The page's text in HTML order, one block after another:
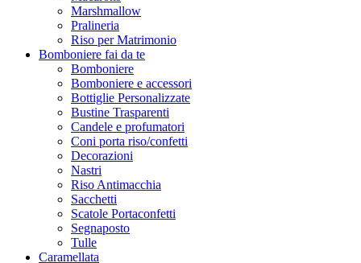
Marshmallow
Pralineria
Riso per Matrimonio
Bomboniere fai da te
Bomboniere
Bomboniere e accessori
Bottiglie Personalizzate
Bustine Trasparenti
Candele e profumatori
Coni porta riso/confetti
Decorazioni
Nastri
Riso Antimacchia
Sacchetti
Scatole Portaconfetti
Segnaposto
Tulle
Caramellata